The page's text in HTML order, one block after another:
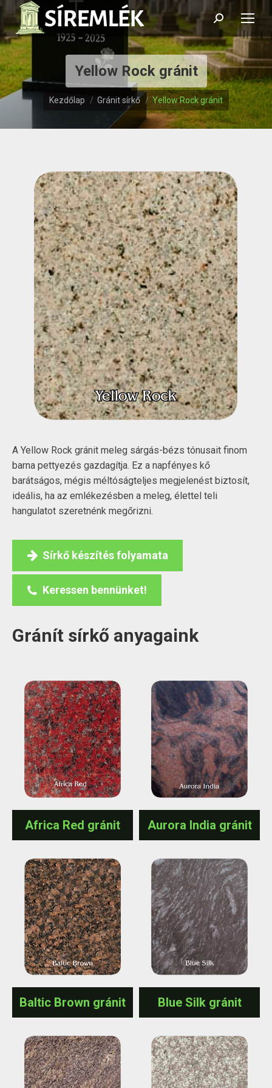
Search:
Yellow Rock gránit
Itt vagy:
Kezdőlap Gránit sírkő Yellow Rock gránit
A Yellow Rock gránit meleg sárgás-bézs tónusait finom
barna pettyezés gazdagítja. Ez a napfényes kő
barátságos, mégis méltóságteljes megjelenést biztosít,
ideális, ha az emlékezésben a meleg, élettel teli
hangulatot szeretnénk megőrizni.
Sírkő készítés folyamata
Keressen bennünket!
Gránít sírkő anyagaink
Africa Red gránit Aurora India gránit
Baltic Brown gránit Blue Silk gránit